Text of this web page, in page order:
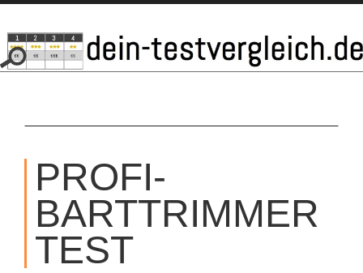
SKIP
CONTENT
PROFI-
BARTTRIMMER
TEST